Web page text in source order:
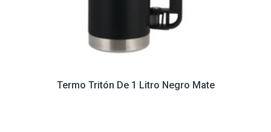
Termo Tritón De 1 Litro Negro Mate